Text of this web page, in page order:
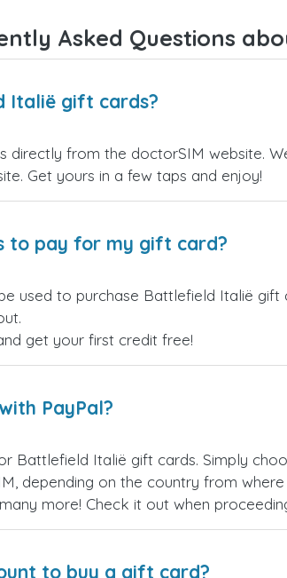
Asked Questions
Italië gift cards?
directly from the doctorSIM website.
Get yours in a few taps and enjoy!
to pay for my gift card?
used to purchase Battlefield Italië
get your first credit free!
PayPal?
Battlefield Italië gift cards. Simply
depending on the country from
more! Check it out when
to buy a gift card?